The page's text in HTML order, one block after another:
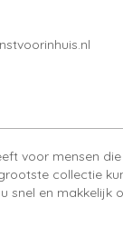
voor mensen
collectie
snel en makkelijk